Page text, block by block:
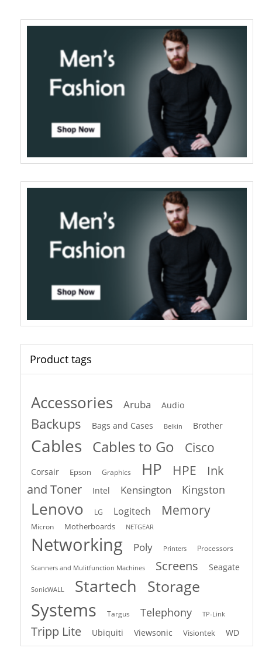
Product tags
Accessories Aruba Audio
Backups Bags and Cases Belkin Brother
Cables Cables to Go Cisco
Corsair Epson Graphics HP HPE
Ink
and Toner
Intel Kensington Kingston
Lenovo LG Logitech Memory
Micron Motherboards NETGEAR
Networking Poly Printers Processors
Scanners and Mulitfunction Machines Screens Seagate
SonicWALL Startech Storage
Systems Targus Telephony TP-Link
Tripp Lite Ubiquiti Viewsonic Visiontek WD